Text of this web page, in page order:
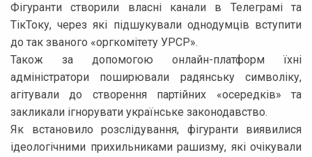
Фігуранти створили власні канали в Телеграмі та
ТікТоку, через які підшукували однодумців вступити
до так званого «оргкомітету УРСР».
Також за допомогою онлайн-платформ їхні
адміністратори поширювали радянську символіку,
агітували до створення партійних «осередків» та
закликали ігнорувати українське законодавство.
Як встановило розслідування, фігуранти виявилися
ідеологічними прихильниками рашизму, які очікували